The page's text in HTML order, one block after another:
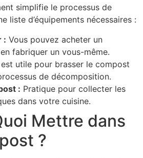
simplifie le processus de
liste d’équipements nécessaires :
: Vous pouvez acheter un
fabriquer un vous-même.
est utile pour brasser le compost
de décomposition.
: Pratique pour collecter les
dans votre cuisine.
Mettre dans
?